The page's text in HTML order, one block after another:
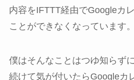
内容をIFTTT経由でGoogleカ
ことができなくなっています。
僕はそんなことはつゆ知らず
続けて気が付いたらGoogleカ